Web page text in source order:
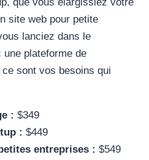
site web pour petite
lanciez dans le
plateforme de
sont vos besoins qui
: $349
: $449
entreprises : $549